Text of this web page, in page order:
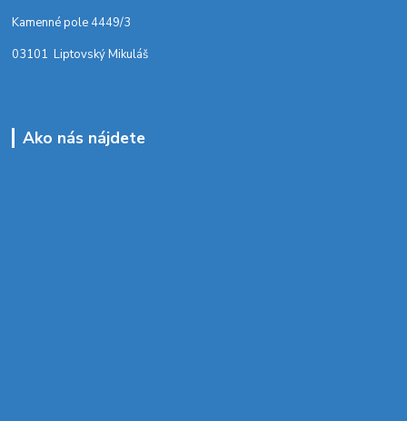
Kamenné pole 4449/3
03101 Liptovský Mikuláš
Ako nás nájdete